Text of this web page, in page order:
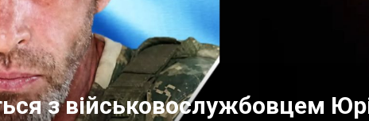
з військовослужбовцем